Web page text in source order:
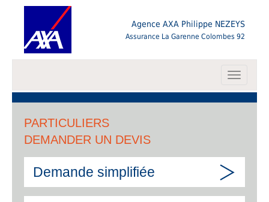
Agence AXA Philippe NEZEYS
Assurance La Garenne Colombes 92
Toggle
PARTICULIERS
DEMANDER UN DEVIS
Demande simplifiée